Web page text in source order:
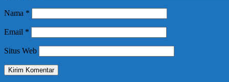
Nama *
Email *
Situs Web